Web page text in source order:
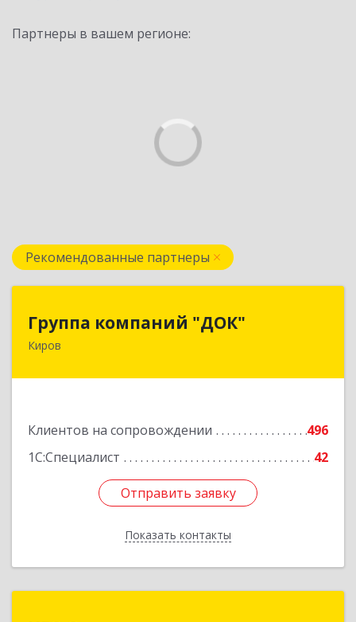
Партнеры в вашем регионе:
Рекомендованные партнеры
Группа компаний "ДОК"
Киров
Клиентов на сопровождении
496
1С:Специалист
42
Отправить заявку
Показать контакты
Группа компаний "ДОК"
610017, Кировская обл, Киров г, Горького ул,
Отправить заявку
Назад